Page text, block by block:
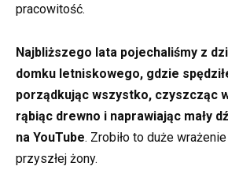
pracowitość.
Najbliższego lata pojechaliśmy z
domku letniskowego, gdzie
porządkując wszystko, czyszcząc
rąbiąc drewno i naprawiając mały
na YouTube. Zrobiło to duże
przyszłej żony.